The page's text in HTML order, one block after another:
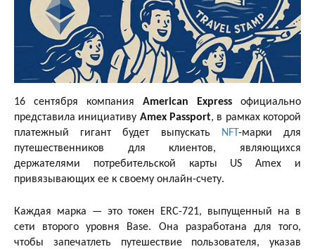
16 сентября компания American Express официально
представила инициативу Amex Passport, в рамках которой
платежный гигант будет выпускать
NFT -марки для
путешественников для клиентов, являющихся
держателями потребительской карты US Amex и
привязывающих ее к своему онлайн-счету.
Каждая марка — это токен ERC-721, выпущенный на в
сети второго уровня Base. Она разработана для того,
чтобы запечатлеть путешествие пользователя, указав